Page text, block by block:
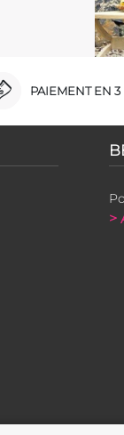
PAIEMENT EN 3
>